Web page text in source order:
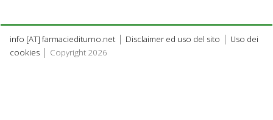
info [AT] farmaciediturno.net | Disclaimer ed uso del sito | Uso dei
cookies | Copyright 2026